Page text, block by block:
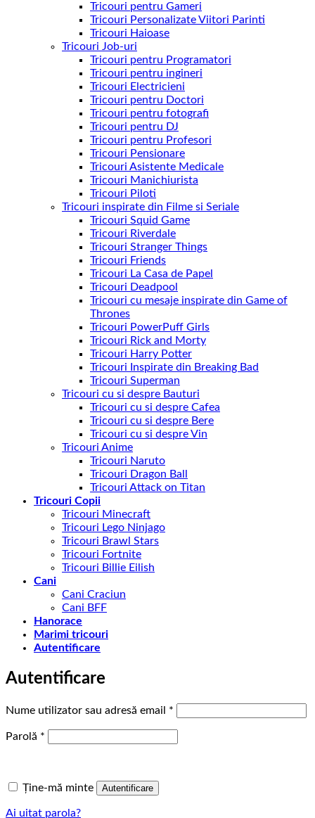
Tricouri pentru Gameri
Tricouri Personalizate Viitori Parinti
Tricouri Haioase
Tricouri Job-uri
Tricouri pentru Programatori
Tricouri pentru ingineri
Tricouri Electricieni
Tricouri pentru Doctori
Tricouri pentru fotografi
Tricouri pentru DJ
Tricouri pentru Profesori
Tricouri Pensionare
Tricouri Asistente Medicale
Tricouri Manichiurista
Tricouri Piloti
Tricouri inspirate din Filme si Seriale
Tricouri Squid Game
Tricouri Riverdale
Tricouri Stranger Things
Tricouri Friends
Tricouri La Casa de Papel
Tricouri Deadpool
Tricouri cu mesaje inspirate din Game of
Thrones
Tricouri PowerPuff Girls
Tricouri Rick and Morty
Tricouri Harry Potter
Tricouri Inspirate din Breaking Bad
Tricouri Superman
Tricouri cu si despre Bauturi
Tricouri cu si despre Cafea
Tricouri cu si despre Bere
Tricouri cu si despre Vin
Tricouri Anime
Tricouri Naruto
Tricouri Dragon Ball
Tricouri Attack on Titan
Tricouri Copii
Tricouri Minecraft
Tricouri Lego Ninjago
Tricouri Brawl Stars
Tricouri Fortnite
Tricouri Billie Eilish
Cani
Cani Craciun
Cani BFF
Hanorace
Marimi tricouri
Autentificare
Autentificare
Nume utilizator sau adresă email *
Parolă *
Ține-mă minte Autentificare
Ai uitat parola?